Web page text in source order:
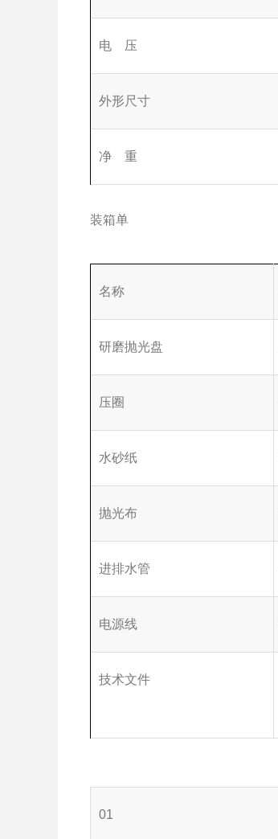
电 压
外形尺寸
净 重
装箱单
名称
研磨抛光盘
压圈
水砂纸
抛光布
进排水管
电源线
技术文件
01